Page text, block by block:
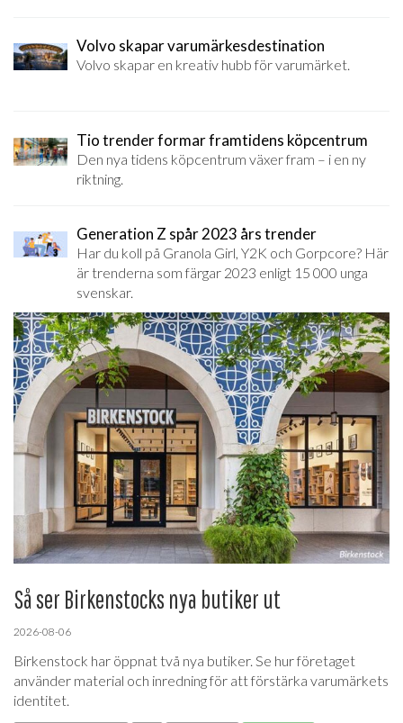
Volvo skapar varumärkesdestination
Volvo skapar en kreativ hubb för varumärket.
Tio trender formar framtidens köpcentrum
Den nya tidens köpcentrum växer fram – i en ny
riktning.
Generation Z spår 2023 års trender
Har du koll på Granola Girl, Y2K och Gorpcore? Här
är trenderna som färgar 2023 enligt 15 000 unga
svenskar.
Så ser Birkenstocks nya butiker ut
2026-08-06
Birkenstock har öppnat två nya butiker. Se hur företaget
använder material och inredning för att förstärka varumärkets
identitet.